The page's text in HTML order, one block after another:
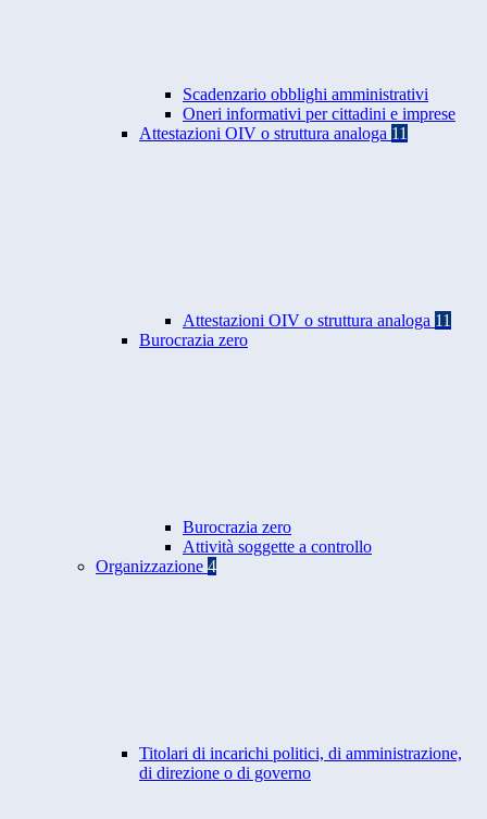
Scadenzario obblighi amministrativi
Oneri informativi per cittadini e imprese
Attestazioni OIV o struttura analoga 11
Attestazioni OIV o struttura analoga 11
Burocrazia zero
Burocrazia zero
Attività soggette a controllo
Organizzazione 4
Titolari di incarichi politici, di amministrazione,
di direzione o di governo